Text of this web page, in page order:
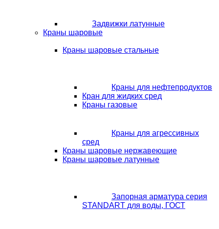
Задвижки латунные
Краны шаровые
Краны шаровые стальные
Краны для нефтепродуктов
Кран для жидких сред
Краны газовые
Краны для агрессивных
сред
Краны шаровые нержавеющие
Краны шаровые латунные
Запорная арматура серия
STANDART для воды, ГОСТ